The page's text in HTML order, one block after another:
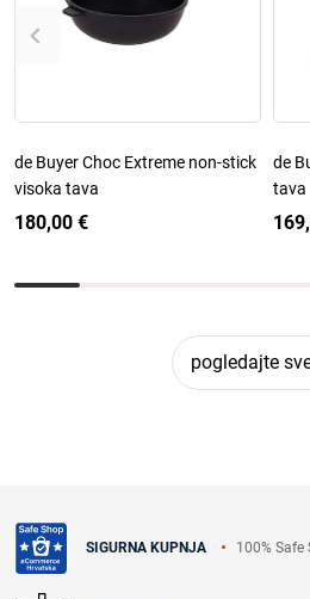
de Buyer Choc Extreme non-stick
visoka tava
180,00 €
de
tava
pogledajte
SIGURNA KUPNJA 100% Safe